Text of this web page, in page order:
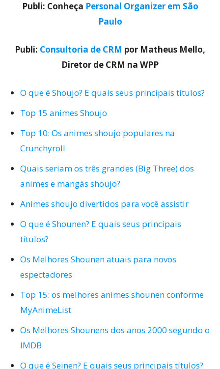
Publi: Conheça Personal Organizer em São
Paulo
Publi: Consultoria de CRM por Matheus Mello,
Diretor de CRM na WPP
O que é Shoujo? E quais seus principais títulos?
Top 15 animes Shoujo
Top 10: Os animes shoujo populares na
Crunchyroll
Quais seriam os três grandes (Big Three) dos
animes e mangás shoujo?
Animes shoujo divertidos para você assistir
O que é Shounen? E quais seus principais
títulos?
Os Melhores Shounen atuais para novos
espectadores
Top 15: os melhores animes shounen conforme
MyAnimeList
Os Melhores Shounens dos anos 2000 segundo o
IMDB
O que é Seinen? E quais seus principais títulos?